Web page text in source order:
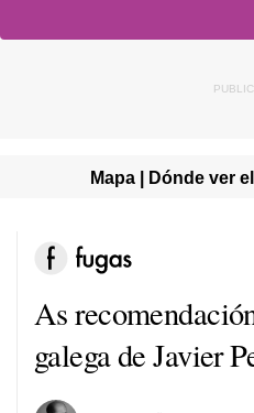
Mapa | Dónde ver
As
galega de Javier